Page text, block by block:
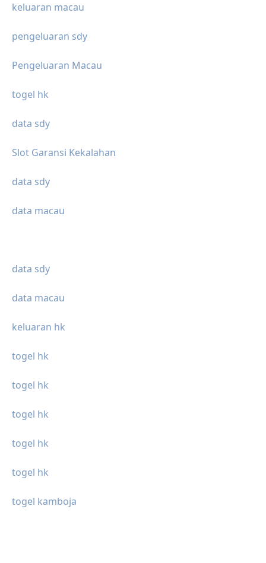
keluaran macau
pengeluaran sdy
Pengeluaran Macau
togel hk
data sdy
Slot Garansi Kekalahan
data sdy
data macau
data sdy
data macau
keluaran hk
togel hk
togel hk
togel hk
togel hk
togel hk
togel kamboja